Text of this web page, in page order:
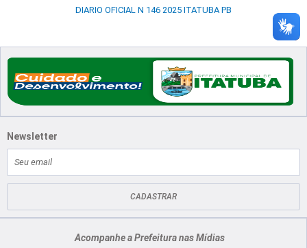
DIARIO OFICIAL N 146 2025 ITATUBA PB
Newsletter
mail
CADASTRAR
Acompanhe a Prefeitura nas Mídias